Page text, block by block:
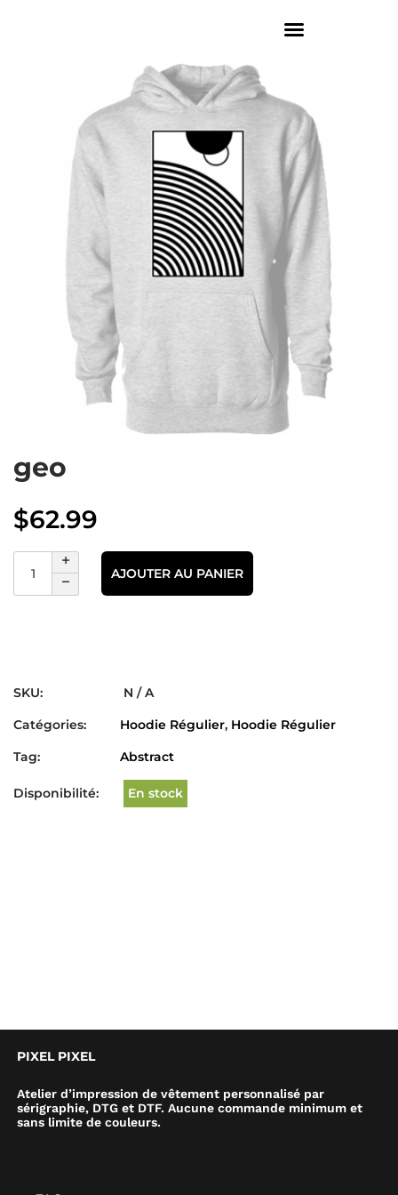
geo
$62.99
AJOUTER AU PANIER
SKU:
N / A
Catégories:
Hoodie Régulier, Hoodie Régulier
Tag:
Abstract
Disponibilité: En stock
PIXEL PIXEL
Atelier d’impression de vêtement personnalisé par
sérigraphie, DTG et DTF. Aucune commande minimum et
sans limite de couleurs.